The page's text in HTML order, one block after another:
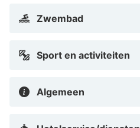
Zwembad
Sport en activiteiten
Algemeen